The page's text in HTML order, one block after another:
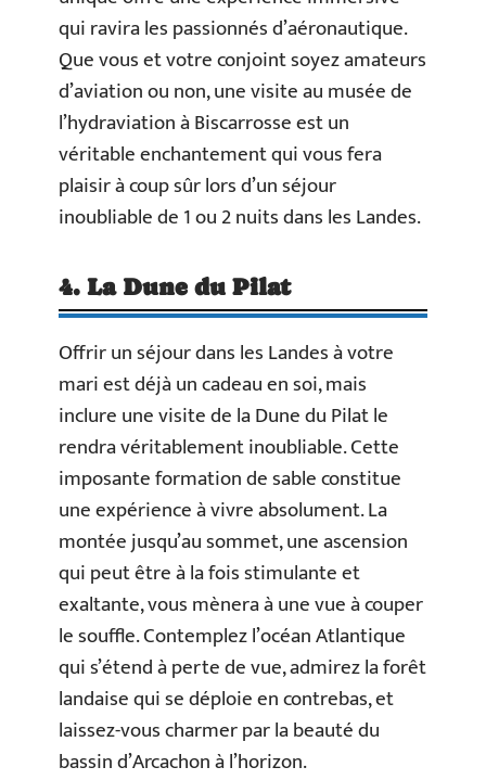
qui ravira les passionnés d’aéronautique.
Que vous et votre conjoint soyez amateurs
d’aviation ou non, une visite au musée de
l’hydraviation à Biscarrosse est un
véritable enchantement qui vous fera
plaisir à coup sûr lors d’un séjour
inoubliable de 1 ou 2 nuits dans les Landes.
4. La Dune du Pilat
Offrir un séjour dans les Landes à votre
mari est déjà un cadeau en soi, mais
inclure une visite de la Dune du Pilat le
rendra véritablement inoubliable. Cette
imposante formation de sable constitue
une expérience à vivre absolument. La
montée jusqu’au sommet, une ascension
qui peut être à la fois stimulante et
exaltante, vous mènera à une vue à couper
le souffle. Contemplez l’océan Atlantique
qui s’étend à perte de vue, admirez la forêt
landaise qui se déploie en contrebas, et
laissez-vous charmer par la beauté du
bassin d’Arcachon à l’horizon.